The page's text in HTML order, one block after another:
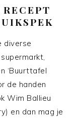
diverse
‘Buurttafel
de handen
Wim Ballieu
en dan mag je